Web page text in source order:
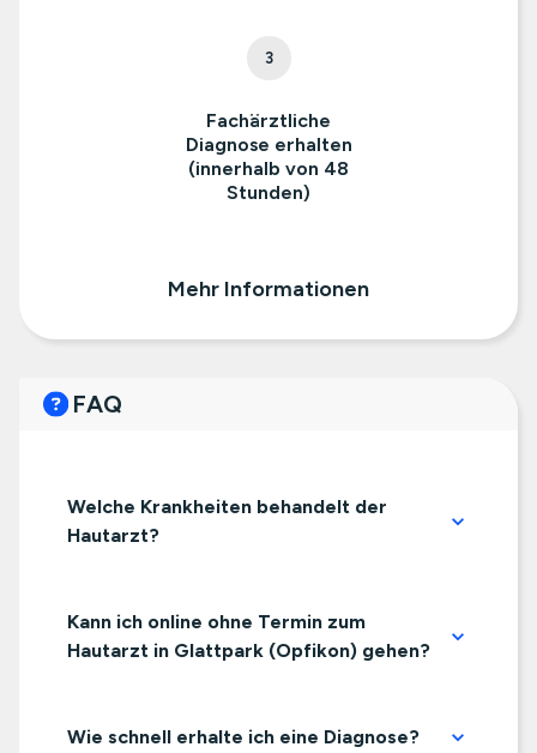
3
Fachärztliche
Diagnose erhalten
(innerhalb von 48
Stunden)
Mehr Informationen
FAQ
Welche Krankheiten behandelt der
Hautarzt?
Kann ich online ohne Termin zum
Hautarzt in Glattpark (Opfikon) gehen?
Wie schnell erhalte ich eine Diagnose?